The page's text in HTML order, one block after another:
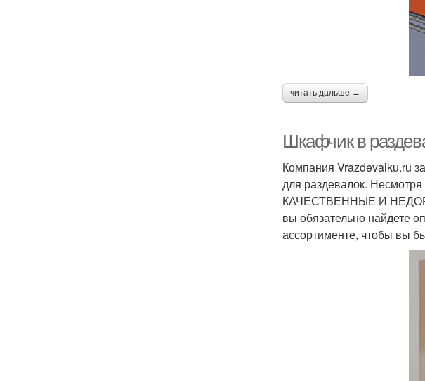
читать дальше →
Шкафчик в
Компания Vrazdevalku.ru
для раздевалок. Несмотря
КАЧЕСТВЕННЫЕ И
вы обязательно найдете
ассортименте, чтобы вы